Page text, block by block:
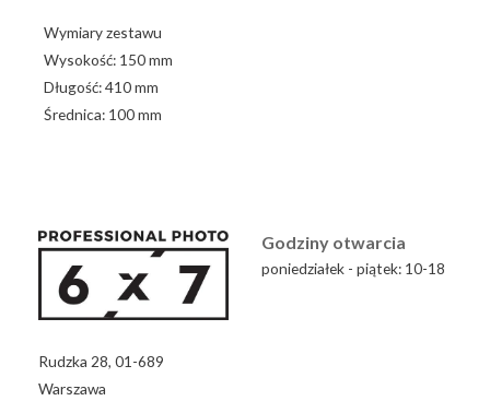
Wymiary zestawu
Wysokość: 150 mm
Długość: 410 mm
Średnica: 100 mm
Rudzka 28, 01-689
Warszawa
Godziny otwarcia
poniedziałek - piątek: 10-18